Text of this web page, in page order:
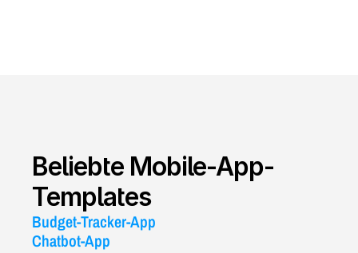
Beliebte Mobile-App-
Templates
Budget-Tracker-App
Chatbot-App